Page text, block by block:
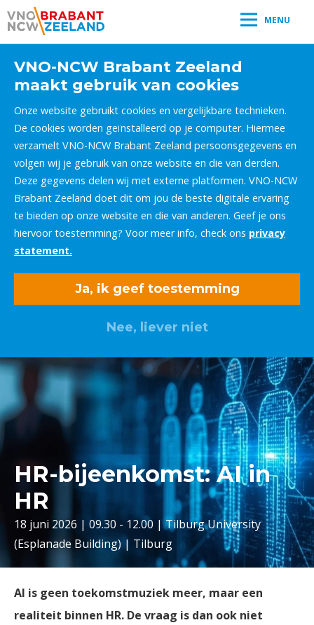
MENU
VNO-NCW Brabant Zeeland
maakt gebruik van cookies
Onze website gebruikt cookies en vergelijkbare technieken.
De cookies worden geïnstalleerd op je computer. Hiermee
verzamelt VNO-NCW Brabant Zeeland persoonsgegevens en
volgen wij je gebruik van onze website en die van derden.
Deze gegevens delen wij met externe platformen. VNO-NCW
Brabant Zeeland doet dit om jou de beste digitale ervaring
te bieden op onze website en die van anderen. Geef je ons
hiervoor toestemming? Voor meer info, check ons privacy
statement.
Ja, ik geef toestemming
Nee, liever niet
HR-bijeenkomst: AI in
HR
18 juni 2026 | 09.30 - 12.00 | Tilburg University
(Esplanade Building) | Tilburg
AI is geen toekomstmuziek meer, maar een
realiteit binnen HR. De vraag is dan ook niet